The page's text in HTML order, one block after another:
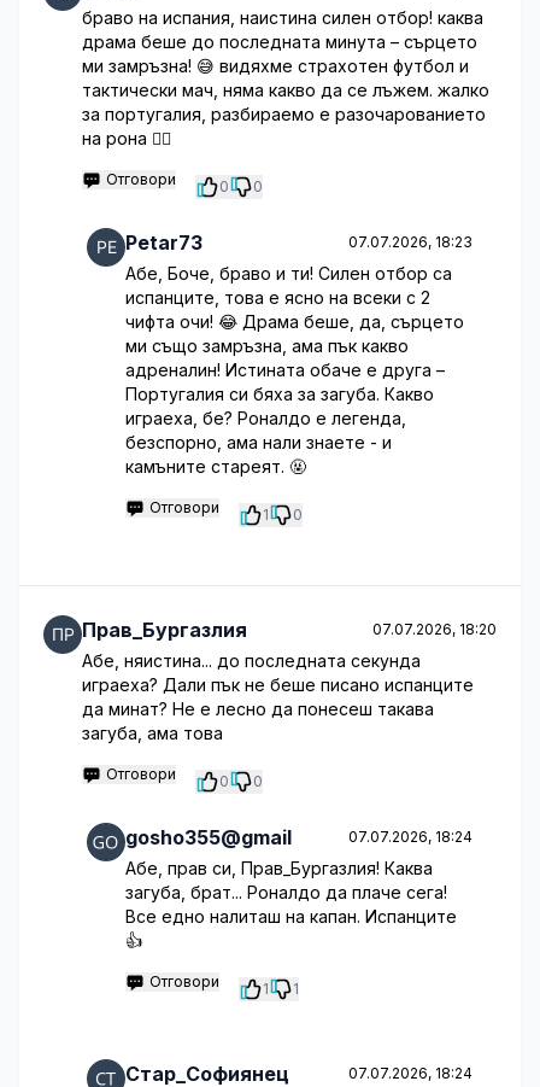
браво на испания, наистина силен отбор! каква
драма беше до последната минута – сърцето
ми замръзна! 😅 видяхме страхотен футбол и
тактически мач, няма какво да се лъжем. жалко
за португалия, разбираемо е разочарованието
на рона 🤷‍♂️
Отговори 0 0
Petar73 07.07.2026, 18:23
Абе, Боче, браво и ти! Силен отбор са
испанците, това е ясно на всеки с 2
чифта очи! 😂 Драма беше, да, сърцето
ми също замръзна, ама пък какво
адреналин! Истината обаче е друга –
Португалия си бяха за загуба. Какво
играеха, бе? Роналдо е легенда,
безспорно, ама нали знаете - и
камъните стареят. 🤬
Отговори 1 0
Прав_Бургазлия 07.07.2026, 18:20
Абе, няистина... до последната секунда
играеха? Дали пък не беше писано испанците
да минат? Не е лесно да понесеш такава
загуба, ама това
Отговори 0 0
gosho355@gmail 07.07.2026, 18:24
Абе, прав си, Прав_Бургазлия! Каква
загуба, брат... Роналдо да плаче сега!
Все едно налиташ на капан. Испанците
👍
Отговори 1 1
Стар_Софиянец 07.07.2026, 18:24